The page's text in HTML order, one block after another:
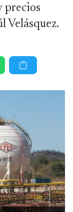
precios
Velásquez.